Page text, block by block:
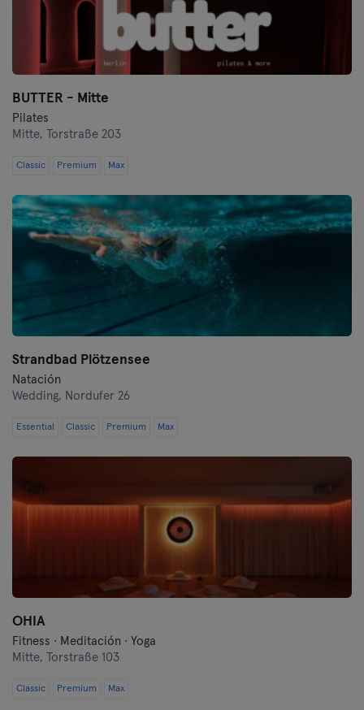
BUTTER - Mitte
Pilates
Mitte,
Torstraße 203
Classic Premium Max
Strandbad Plötzensee
Natación
Wedding, Nordufer 26
Essential Classic Premium Max
OHIA
Fitness · Meditación · Yoga
Mitte,
Torstraße 103
Classic Premium Max